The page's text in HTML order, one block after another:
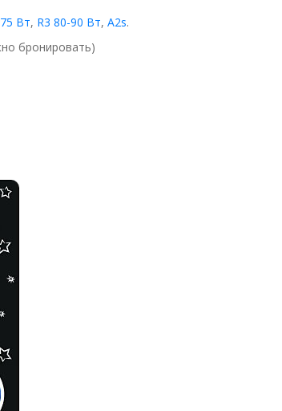
Вт, R3 80-90 Вт, A2s.
бронировать)